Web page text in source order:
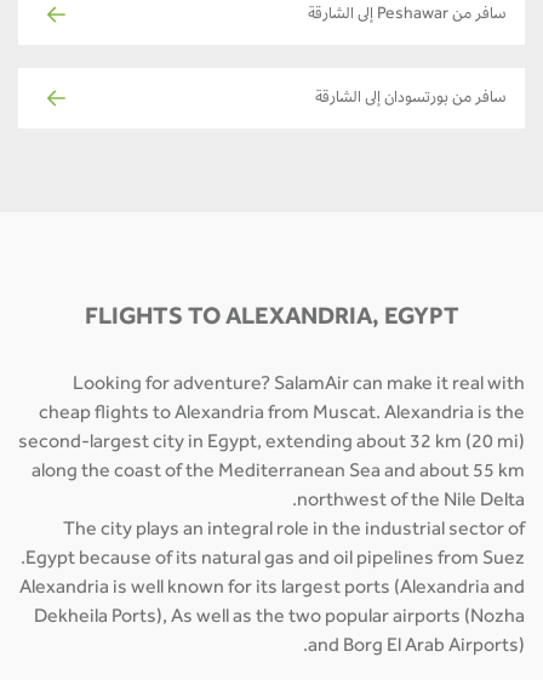
سافر من Peshawar إلى الشارقة
سافر من بورتسودان إلى الشارقة
FLIGHTS TO ALEXANDRIA, EGYPT
Looking for adventure? SalamAir can make it real with
cheap flights to Alexandria from Muscat. Alexandria is the
second-largest city in Egypt, extending about 32 km (20 mi)
along the coast of the Mediterranean Sea and about 55 km
northwest of the Nile Delta.
The city plays an integral role in the industrial sector of
Egypt because of its natural gas and oil pipelines from Suez.
Alexandria is well known for its largest ports (Alexandria and
Dekheila Ports), As well as the two popular airports (Nozha
and Borg El Arab Airports).